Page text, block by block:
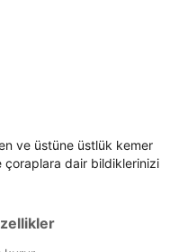
Taksit
ve üstüne üstlük kemer
çoraplara dair bildiklerinizi
Use
bilgi alabilmek için
giriniz.
Kodu
Kodu